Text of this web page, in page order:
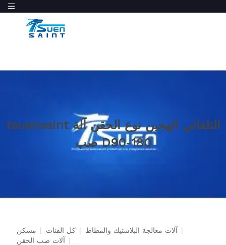
tsuensaint التلقائي الهجين نوع الحقن آلة
صب D90-180
مسكن كل الفئات آلات معالجة البلاستيك والمطاط
آلات صب الحقن